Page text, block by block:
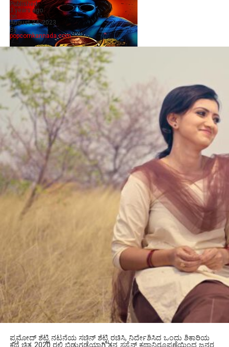
Published
3 years ago
on
August 24, 2023
By
popcornkannada.com
ಪ್ರಮೋದ್ ಶೆಟ್ಟಿ ನಟನೆಯ ಸಚಿನ್ ಶೆಟ್ಟಿ ರಚಿಸಿ, ನಿರ್ದೇಶಿಸಿದ ಒಂದು ಶಿಕಾರಿಯ
ಕಥೆ ಚಿತ್ರ 2020 ರಲ್ಲಿ ಬಿಡುಗಡೆಯಾಗಿ ತನ್ನ ಸಸ್ಪೆನ್ಸ್ ಕಥಾನಿರೂಪಣೆಯಿಂದ ಜನರ